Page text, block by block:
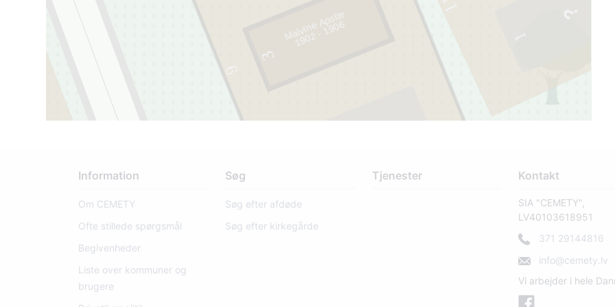
9
3
1
Malvīne Apsīte
1902 -190
6
Information
Om CEMETY
Ofte stillede spørgsmål
Begivenheder
Liste over kommuner og
brugere
Søg
Søg efter afdøde
Søg efter kirkegårde
Tjenester Kontakt
SIA "CEMETY",
LV40103618951
371 29144816
info@cemety.lv
Vi arbejder i hele